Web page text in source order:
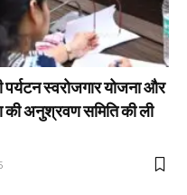
पर्यटन स्वरोजगार योजना और
की अनुश्रवण समिति की ली